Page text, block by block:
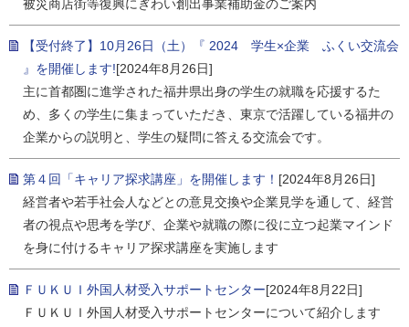
被災商店街等復興にぎわい創出事業補助金のご案内
【受付終了】10月26日（土）『 2024 学生×企業 ふくい交流会
』を開催します![2024年8月26日]
主に首都圏に進学された福井県出身の学生の就職を応援するた
め、多くの学生に集まっていただき、東京で活躍している福井の
企業からの説明と、学生の疑問に答える交流会です。
第４回「キャリア探求講座」を開催します！ [2024年8月26日]
経営者や若手社会人などとの意見交換や企業見学を通して、経営
者の視点や思考を学び、企業や就職の際に役に立つ起業マインド
を身に付けるキャリア探求講座を実施します
ＦＵＫＵＩ外国人材受入サポートセンター[2024年8月22日]
ＦＵＫＵＩ外国人材受入サポートセンターについて紹介します